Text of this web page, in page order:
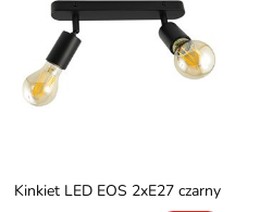
Kinkiet LED EOS 2xE27 czarny